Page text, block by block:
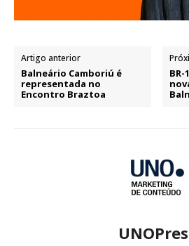
Artigo anterior
Balneário Camboriú é
representada no
Encontro Braztoa